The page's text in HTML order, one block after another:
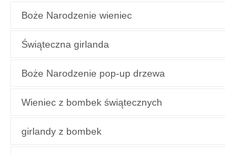
Boże Narodzenie wieniec
Świąteczna girlanda
Boże Narodzenie pop-up drzewa
Wieniec z bombek świątecznych
girlandy z bombek